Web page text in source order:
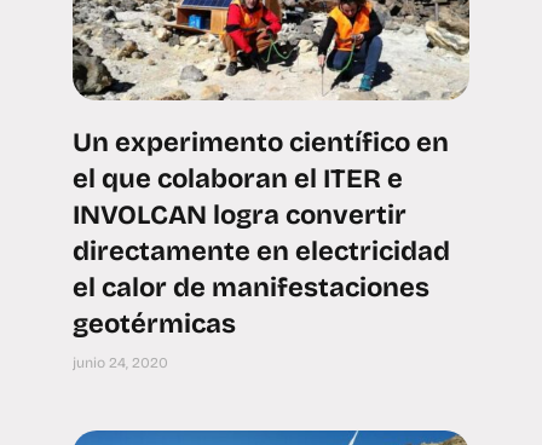
Un experimento científico en
el que colaboran el ITER e
INVOLCAN logra convertir
directamente en electricidad
el calor de manifestaciones
geotérmicas
junio 24, 2020